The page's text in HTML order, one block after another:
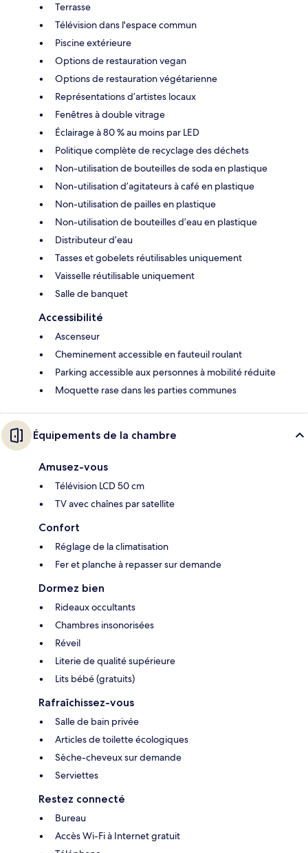
Terrasse
Télévision dans l'espace commun
Piscine extérieure
Options de restauration vegan
Options de restauration végétarienne
Représentations d’artistes locaux
Fenêtres à double vitrage
Éclairage à 80 % au moins par LED
Politique complète de recyclage des déchets
Non-utilisation de bouteilles de soda en plastique
Non-utilisation d’agitateurs à café en plastique
Non-utilisation de pailles en plastique
Non-utilisation de bouteilles d’eau en plastique
Distributeur d’eau
Tasses et gobelets réutilisables uniquement
Vaisselle réutilisable uniquement
Salle de banquet
Accessibilité
Ascenseur
Cheminement accessible en fauteuil roulant
Parking accessible aux personnes à mobilité réduite
Moquette rase dans les parties communes
Équipements de la chambre
Amusez-vous
Télévision LCD 50 cm
TV avec chaînes par satellite
Confort
Réglage de la climatisation
Fer et planche à repasser sur demande
Dormez bien
Rideaux occultants
Chambres insonorisées
Réveil
Literie de qualité supérieure
Lits bébé (gratuits)
Rafraîchissez-vous
Salle de bain privée
Articles de toilette écologiques
Sèche-cheveux sur demande
Serviettes
Restez connecté
Bureau
Accès Wi-Fi à Internet gratuit